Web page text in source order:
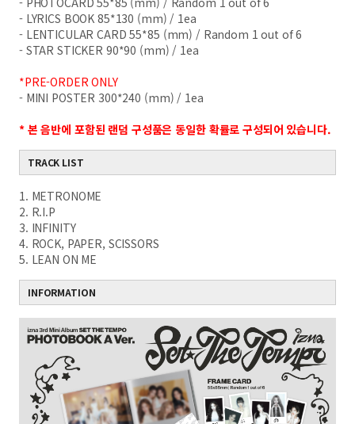
- LYRICS BOOK 85*130 (mm) / 1ea
- LENTICULAR CARD 55*85 (mm) / Random 1 out of 6
- STAR STICKER 90*90 (mm) / 1ea
*PRE-ORDER ONLY
- MINI POSTER 300*240 (mm) / 1ea
* 본 음반에 포함된 랜덤 구성품은 동일한 확률로 구성되어 있습니다.
TRACK LIST
1. METRONOME
2. R.I.P
3. INFINITY
4. ROCK, PAPER, SCISSORS
5. LEAN ON ME
INFORMATION